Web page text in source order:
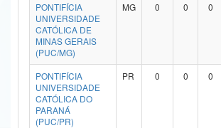
Secretaria-Geral
Secretaria de Governo
Gabinete de Segurança Institucional
Advocacia-Geral da União
PONTIFÍCIA
UNIVERSIDADE
CATÓLICA DE
MINAS GERAIS
(PUC/MG)
MG 0 0 0
PONTIFÍCIA
UNIVERSIDADE
CATÓLICA DO
PARANÁ
(PUC/PR)
PR 0 0 0